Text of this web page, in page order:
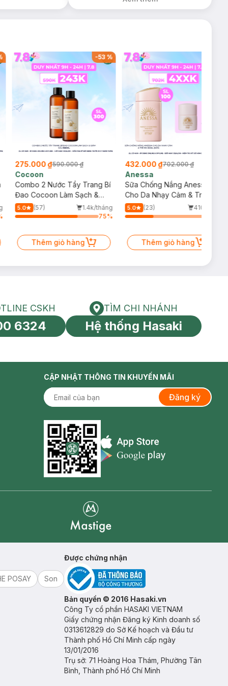
-53%
275.000 ₫590.000 ₫
Cocoon
Combo 2 Nước Tẩy Trang Bí
Đao Cocoon Làm Sạch &
Giảm Dầu 500ml
5.0 (57)
1.4k/tháng
75%
Thêm giỏ hàng
432.000 ₫702.000 ₫
Anessa
Sữa Chống Nắng Anessa
Cho Da Nhạy Cảm & Trẻ Em
60ml (Mới)
5.0 (23)
410/tháng
Thêm giỏ hàng
toàn cầu
HOTLINE CSKH
CSKH
6324
Tìm chi nhánh
TÌM CHI NHÁNH
Hệ thống Hasaki
CẬP NHẬT THÔNG TIN KHUYẾN MÃI
Đăng ký
Appstore icon
POSAY
Son
Được chứng nhận
Bản quyền © 2016 Hasaki.vn
Công Ty cổ phần HASAKI VIETNAM
Giấy chứng nhận Đăng ký Kinh doanh số
0313612829 do Sở Kế hoạch và Đầu tư
Thành phố Hồ Chí Minh cấp ngày
13/01/2016
Trụ sở: 71 Hoàng Hoa Thám, Phường Tân
Bình, Thành phố Hồ Chí Minh